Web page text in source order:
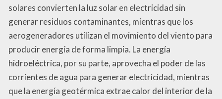
solares convierten la luz solar en electricidad sin
generar residuos contaminantes, mientras que los
aerogeneradores utilizan el movimiento del viento para
producir energía de forma limpia. La energía
hidroeléctrica, por su parte, aprovecha el poder de las
corrientes de agua para generar electricidad, mientras
que la energía geotérmica extrae calor del interior de la